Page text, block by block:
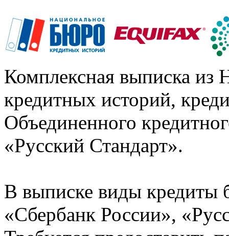
Комплексная выписка из
кредитных историй,
Объединенного
«Русский Стандарт».
В выписке виды кредиты
«Сбербанк России»,